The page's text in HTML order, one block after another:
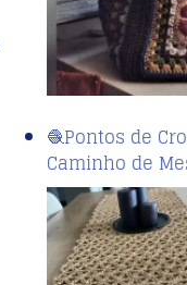
🧶Pontos de
Caminho de